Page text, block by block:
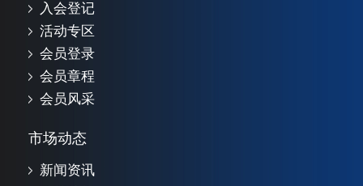
入会登记
活动专区
会员登录
会员章程
会员风采
市场动态
新闻资讯